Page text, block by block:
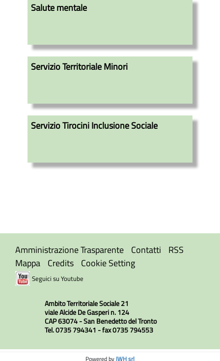
Salute mentale
Servizio Territoriale Minori
Servizio Tirocini Inclusione Sociale
Amministrazione Trasparente Contatti
RSS
Mappa Credits Cookie Setting
Seguici su Youtube
Ambito Territoriale Sociale 21
viale Alcide De Gasperi n. 124
CAP 63074 - San Benedetto del Tronto
Tel. 0735 794341 - fax 0735 794553
Powered by IWH srl